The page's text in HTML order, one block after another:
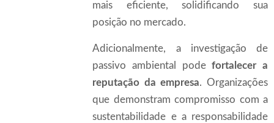
mais eficiente, solidificando sua
posição no mercado.
Adicionalmente, a investigação de
passivo ambiental podefortalecer a
reputação da empresa. Organizações
que demonstram compromisso com a
sustentabilidade e a responsabilidade